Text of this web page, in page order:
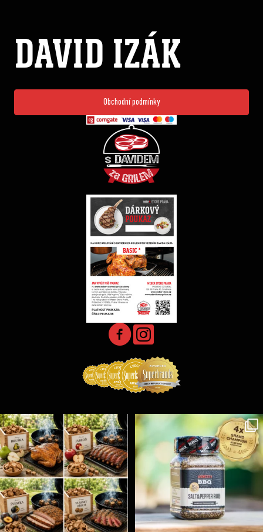
DAVID IZÁK
Obchodní podmínky
Udící špalíky - BORN TO SMOKE - různé druhy k...
5 0
Koření Suncity – autentická BBQ chuť u vás doma!...
1 0